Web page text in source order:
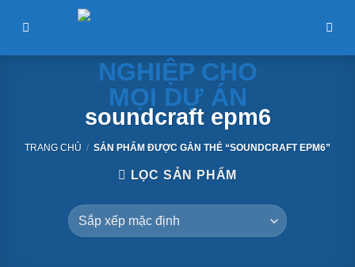
soundcraft epm6
TRANG CHỦ / SẢN PHẨM ĐƯỢC GẮN THẺ “SOUNDCRAFT EPM6”
LỌC SẢN PHẨM